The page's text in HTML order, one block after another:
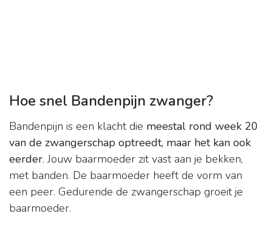
Hoe snel Bandenpijn zwanger?
Bandenpijn is een klacht die meestal rond week 20
van de zwangerschap optreedt, maar het kan ook
eerder. Jouw baarmoeder zit vast aan je bekken,
met banden. De baarmoeder heeft de vorm van
een peer. Gedurende de zwangerschap groeit je
baarmoeder.